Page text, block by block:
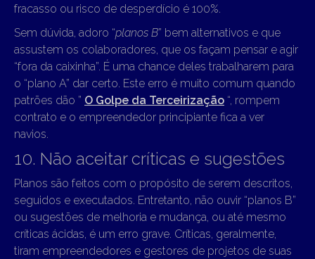
fracasso ou risco de desperdício é 100%.
Sem dúvida, adoro “planos B” bem alternativos e que
assustem os colaboradores, que os façam pensar e agir
“fora da caixinha”. É uma chance deles trabalharem para
o “plano A” dar certo. Este erro é muito comum quando
patrões dão ” O Golpe da Terceirização “, rompem
contrato e o empreendedor principiante fica a ver
navios.
10. Não aceitar críticas e sugestões
Planos são feitos com o propósito de serem descritos,
seguidos e executados. Entretanto, não ouvir “planos B”
ou sugestões de melhoria e mudança, ou até mesmo
críticas ácidas, é um erro grave. Críticas, geralmente,
tiram empreendedores e gestores de projetos de suas